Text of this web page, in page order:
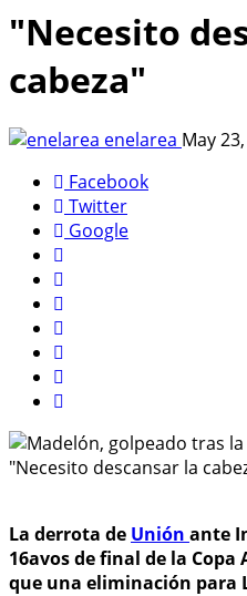
"Necesito
cabeza"
enelarea May
Facebook
Twitter
Google
La derrota de Unión ante
16avos de final de la
que una eliminación para